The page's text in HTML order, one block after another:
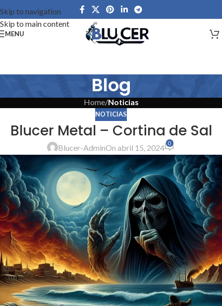
Skip to navigation
Skip to main content
MENU
Blog
Home/Noticias
NOTICIAS
Blucer Metal – Cortina de Sal
Blucer-AdminOn abril 15, 2024 0